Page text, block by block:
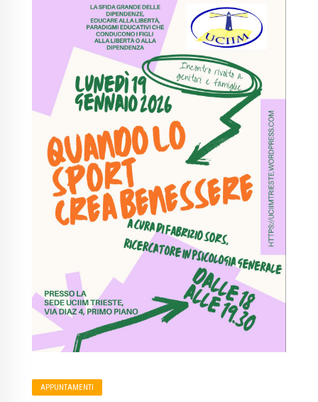
APPUNTAMENTI